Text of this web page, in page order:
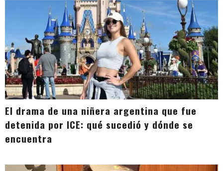
El drama de una niñera argentina que fue
detenida por ICE: qué sucedió y dónde se
encuentra